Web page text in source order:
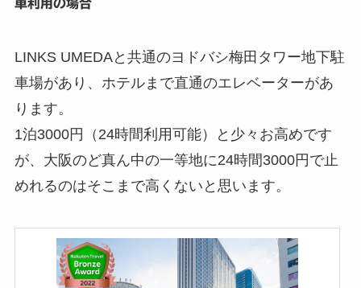
車利用の場合
LINKS UMEDAと共通のヨドバシ梅田タワー地下駐
車場があり、ホテルまで直通のエレベーターがあ
ります。
1泊3000円（24時間利用可能）と少々お高めです
が、大阪のど真ん中の一等地に24時間3000円で止
めれるのはそこまで高くないと思います。